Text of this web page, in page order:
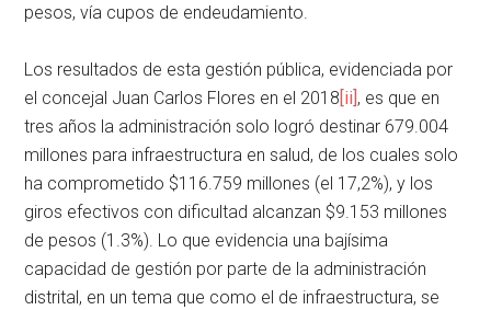
pesos, vía cupos de endeudamiento.
Los resultados de esta gestión pública, evidenciada por
el concejal Juan Carlos Flores en el 2018 [ii] , es que en
tres años la administración solo logró destinar 679.004
millones para infraestructura en salud, de los cuales solo
ha comprometido $116.759 millones (el 17,2%), y los
giros efectivos con dificultad alcanzan $9.153 millones
de pesos (1.3%). Lo que evidencia una bajísima
capacidad de gestión por parte de la administración
distrital, en un tema que como el de infraestructura, se